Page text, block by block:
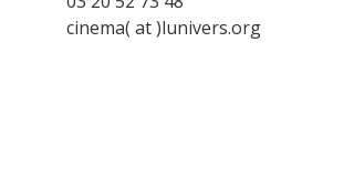
cinema( at )lunivers.org